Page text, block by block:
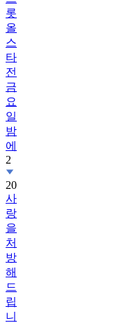
롯
올
스
타
전
금
요
일
밤
에
2
20
사
랑
을
처
방
해
드
립
니